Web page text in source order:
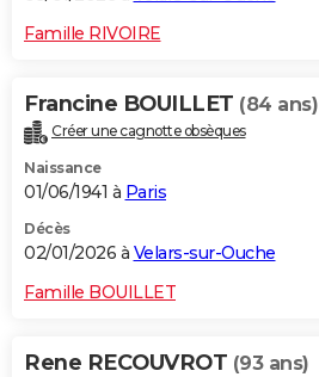
Famille RIVOIRE
Francine BOUILLET (84 ans)
Créer une cagnotte obsèques
Naissance
01/06/1941 à Paris
Décès
02/01/2026 à Velars-sur-Ouche
Famille BOUILLET
Rene RECOUVROT (93 ans)